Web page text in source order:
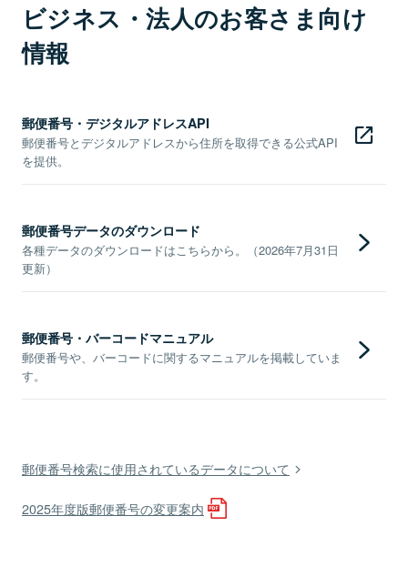
ビジネス・法人のお客さま向け
情報
郵便番号・デジタルアドレスAPI
郵便番号とデジタルアドレスから住所を取得できる公式API
を提供。
郵便番号データのダウンロード
各種データのダウンロードはこちらから。（2026年7月31日
更新）
郵便番号・バーコードマニュアル
郵便番号や、バーコードに関するマニュアルを掲載していま
す。
郵便番号検索に使用されているデータについて
2025年度版郵便番号の変更案内